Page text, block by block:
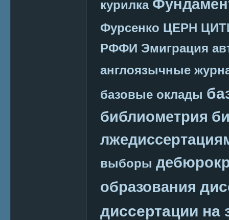
курилка
Фурсенко ЦЕРН
РФФИ Эмиграция
англоязычные
базовые оклады
библиометрия
выборы
образования
диссертации на